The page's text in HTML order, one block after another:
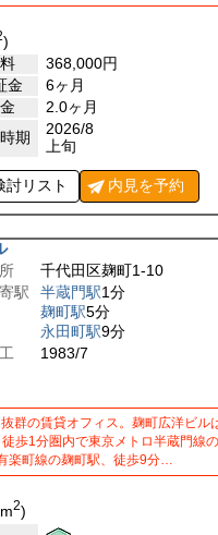
)
368,000円
金
6ヶ月
2.0ヶ月
期
2026/8
上旬
討リスト 内見を予約
千代田区麹町1-10
駅
半蔵門駅1分
麹町駅5分
永田町駅9分
1983/7
群の賃貸オフィス。麹町広洋ビル
歩1分圏内で東京メトロ半蔵門線
楽町線の麹町駅、徒歩9分…
m2)